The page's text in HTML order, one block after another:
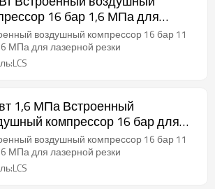
16 бар 1,6 МПа для
резки
воздушный компрессор 16 бар 11
МПа для лазерной резки
1,6 МПа Встроенный
компрессор 16 бар для
резки
воздушный компрессор 16 бар 11
МПа для лазерной резки